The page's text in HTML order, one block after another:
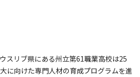
スリブ県にある州立第61職業高校は25
に向けた専門人材の育成プログラムを進